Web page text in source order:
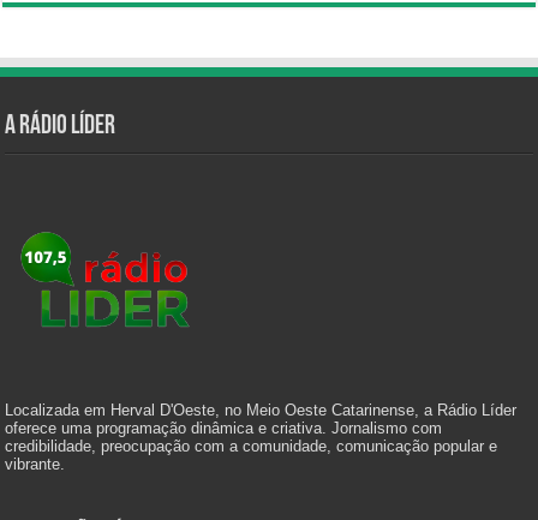
A Rádio Líder
Localizada em Herval D'Oeste, no Meio Oeste Catarinense, a Rádio Líder
oferece uma programação dinâmica e criativa. Jornalismo com
credibilidade, preocupação com a comunidade, comunicação popular e
vibrante.